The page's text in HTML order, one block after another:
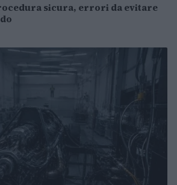
sicura, errori da evitare